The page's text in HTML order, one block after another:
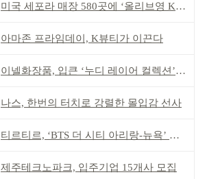
미국 세포라 매장 580곳에 ‘올리브영 K뷰티에딧’ 론칭
아마존 프라임데이, K뷰티가 이끈다
이넬화장품, 입큰 ‘누디 레이어 컬렉션’ 출시
나스, 한번의 터치로 강렬한 몰입감 선사
티르티르, ‘BTS 더 시티 아리랑-뉴욕’ 참여
제주테크노파크, 입주기업 15개사 모집